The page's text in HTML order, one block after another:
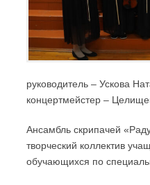
руководитель – Ускова
концертмейстер –
Ансамбль скрипачей
творческий коллектив
обучающихся по